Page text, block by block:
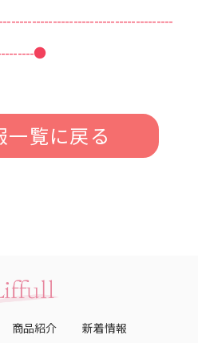
●
一覧に戻る
商品紹介 新着情報